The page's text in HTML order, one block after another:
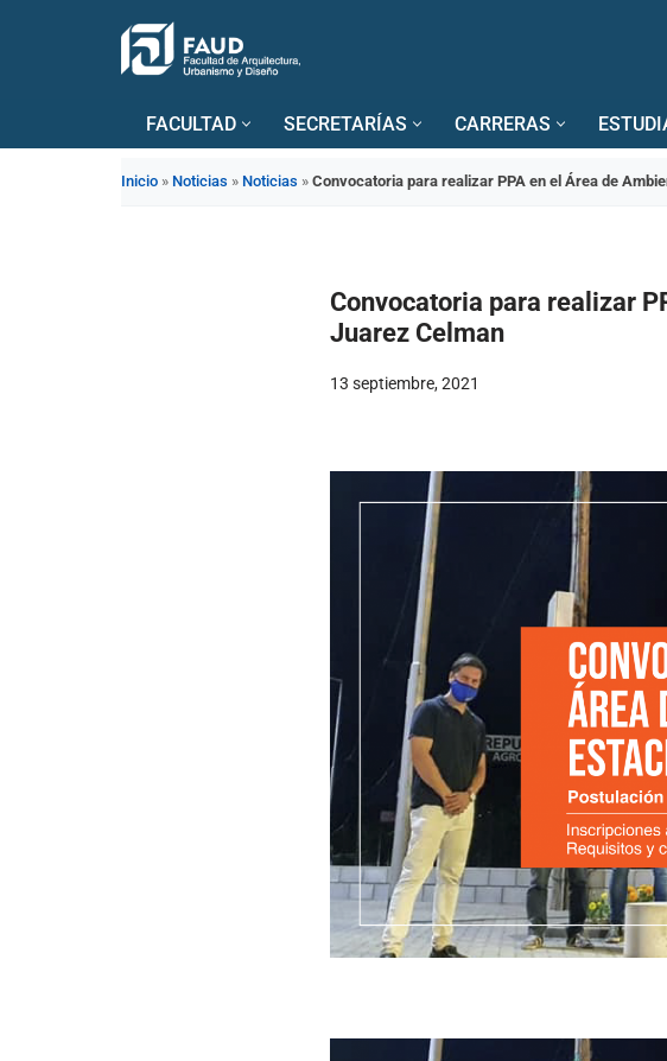
FACULTAD SECRETARÍAS CARRERAS
Inicio » Noticias » Noticias » Convocatoria para realizar PPA en el Área de
Convocatoria para realizar
Juarez Celman
13 septiembre, 2021